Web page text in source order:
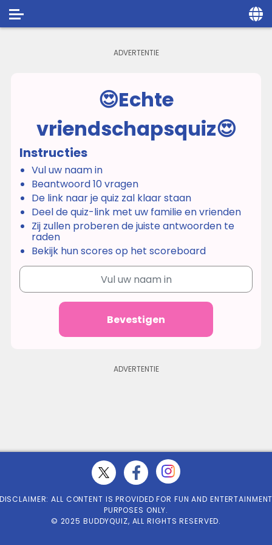
Home
Privacy
FAQ's
Contact us
😍Echte
vriendschapsquiz😍
Instructies
Vul uw naam in
Beantwoord 10 vragen
De link naar je quiz zal klaar staan
Deel de quiz-link met uw familie en vrienden
Zij zullen proberen de juiste antwoorden te
raden
Bekijk hun scores op het scoreboard
Bevestigen
ALL CONTENT IS PROVIDED FOR FUN AND
PURPOSES ONLY.
© 2025 BUDDYQUIZ, ALL RIGHTS RESERVED.